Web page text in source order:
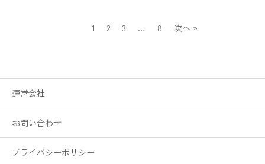
1 2 3 … 8 次へ »
運営会社
お問い合わせ
プライバシーポリシー